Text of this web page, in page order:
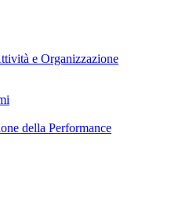
e Organizzazione
della Performance